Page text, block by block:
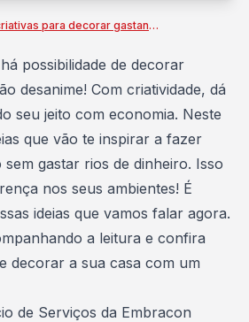
6 ideias criativas para decorar gastando pouco
possibilidade de decorar
desanime! Com criatividade, dá
seu jeito com economia. Neste
que vão te inspirar a fazer
gastar rios de dinheiro. Isso
nos seus ambientes! É
ideias que vamos falar agora.
a leitura e confira
decorar a sua casa com um
de Serviços da Embracon